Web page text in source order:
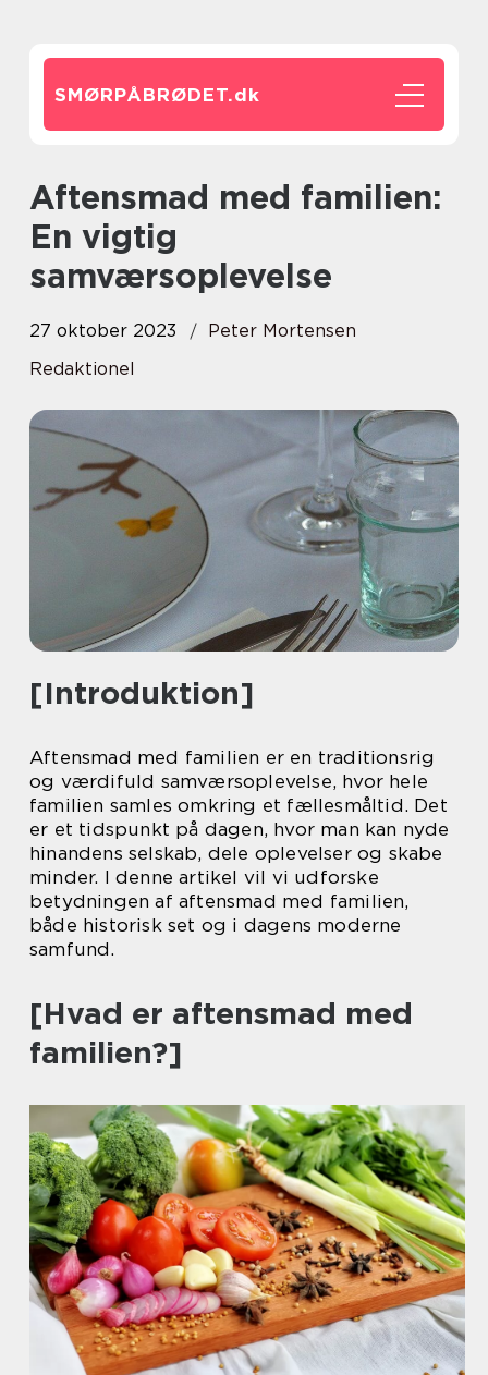
SMØRPÅBRØDET.dk
Aftensmad med familien:
En vigtig
samværsoplevelse
27 oktober 2023
Peter Mortensen
Redaktionel
[Introduktion]
Aftensmad med familien er en traditionsrig
og værdifuld samværsoplevelse, hvor hele
familien samles omkring et fællesmåltid. Det
er et tidspunkt på dagen, hvor man kan nyde
hinandens selskab, dele oplevelser og skabe
minder. I denne artikel vil vi udforske
betydningen af aftensmad med familien,
både historisk set og i dagens moderne
samfund.
[Hvad er aftensmad med
familien?]